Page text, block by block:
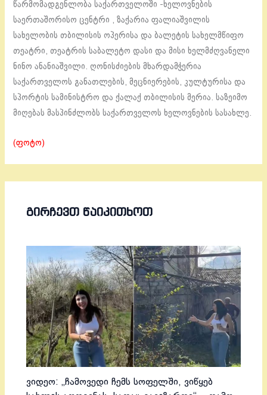
წარმომადგენლობა საქართველოში -ხელოვნების
საერთაშორისო ცენტრი , ზაქარია ფალიაშვილის
სახელობის თბილისის ოპერისა და ბალეტის სახელმწიფო
თეატრი, თეატრის საბალეტო დასი და მისი ხელმძღვანელი
ნინო ანანიაშვილი. ღონისძიების მხარდამჭერია
საქართველოს განათლების, მეცნიერების, კულტურისა და
სპორტის სამინისტრო და ქალაქ თბილისის მერია. საზეიმო
მიღებას მასპინძლობს საქართველოს ხელოვნების სასახლე.
(ფოტო)
ᲒᲘᲠᲩᲔᲕᲗ ᲬᲐᲘᲙᲘᲗᲮᲝᲗ
ვიდეო: „ჩამოვედი ჩემს სოფელში, ვიწყებ